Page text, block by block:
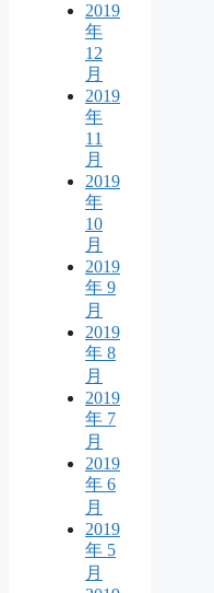
2019
年
12
月
2019
年
11
月
2019
年
10
月
2019
年 9
月
2019
年 8
月
2019
年 7
月
2019
年 6
月
2019
年 5
月